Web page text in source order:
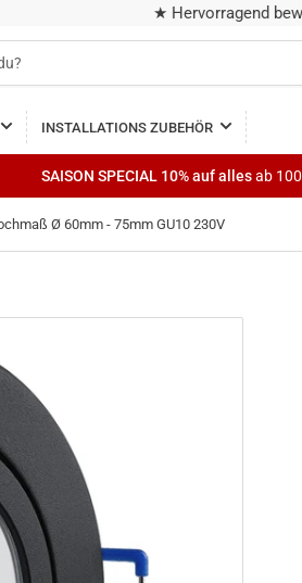
★ Hervorragend
INSTALLATIONS ZUBEHÖR
SAISON SPECIAL 10% auf allesab
Ø 60mm - 75mm GU10 230V